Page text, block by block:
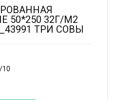
50*250 32Г/М2
ТРИ СОВЫ
10